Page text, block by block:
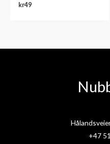
kr49
+47